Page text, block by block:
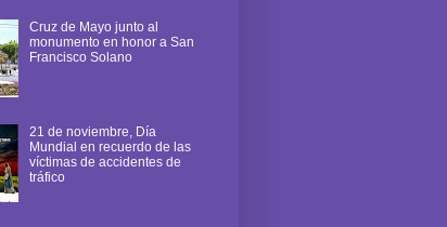
Cruz de Mayo junto al
monumento en honor a San
Francisco Solano
21 de noviembre, Día
Mundial en recuerdo de las
víctimas de accidentes de
tráfico